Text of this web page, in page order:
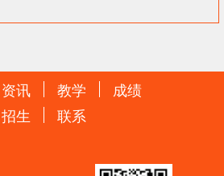
资讯 教学
成绩
招生
联系